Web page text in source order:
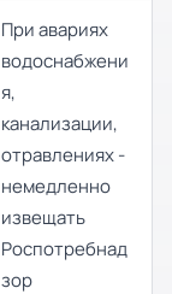
При авариях
водоснабжени
я,
канализации,
отравлениях -
немедленно
извещать
Роспотребнад
зор